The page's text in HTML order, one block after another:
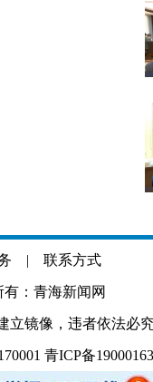
| 联系方式
：青海新闻网
立镜像，违者依法必究
青ICP备